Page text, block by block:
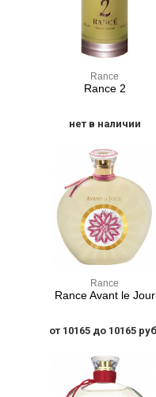
Rance
Rance 2
нет в наличии
Rance
Rance Avant le Jour
от 10165 до 10165